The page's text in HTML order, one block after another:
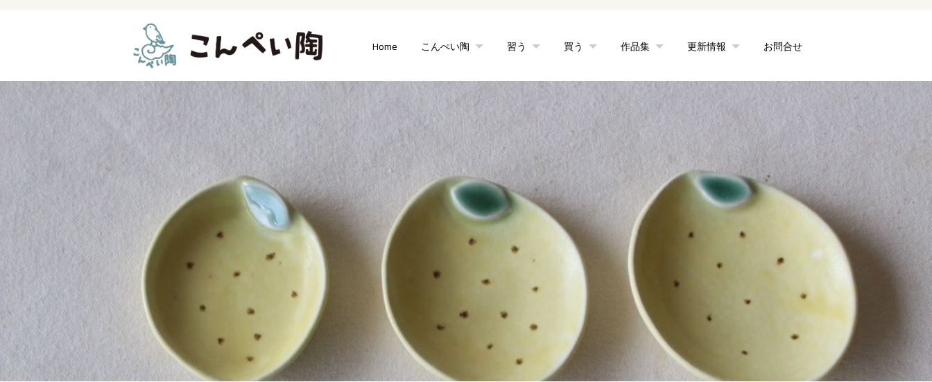
Home こんぺい陶 習う 買う 作品集 更新情報 お問合せ